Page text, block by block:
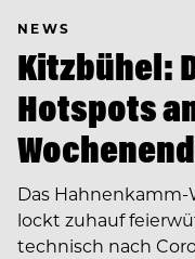
NEWS
Kitzbühel:
Hotspots
Das
lockt zuhauf
technisch nach